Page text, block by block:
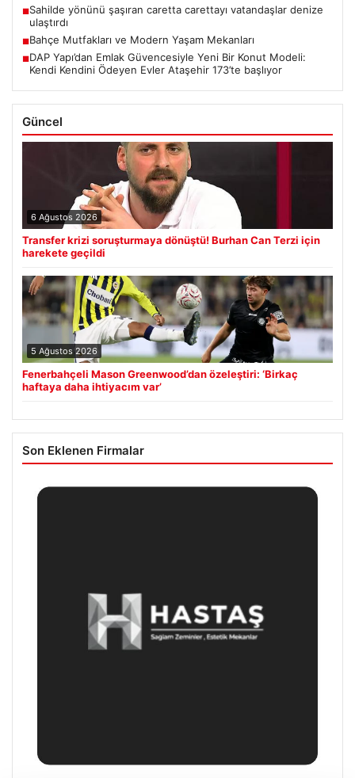
■Sahilde yönünü şaşıran caretta carettayı vatandaşlar denize
ulaştırdı
■Bahçe Mutfakları ve Modern Yaşam Mekanları
■DAP Yapı’dan Emlak Güvencesiyle Yeni Bir Konut Modeli:
Kendi Kendini Ödeyen Evler Ataşehir 173’te başlıyor
Güncel
6 Ağustos 2026
Transfer krizi soruşturmaya dönüştü! Burhan Can Terzi için
harekete geçildi
5 Ağustos 2026
Fenerbahçeli Mason Greenwood’dan özeleştiri: ‘Birkaç
haftaya daha ihtiyacım var’
Son Eklenen Firmalar